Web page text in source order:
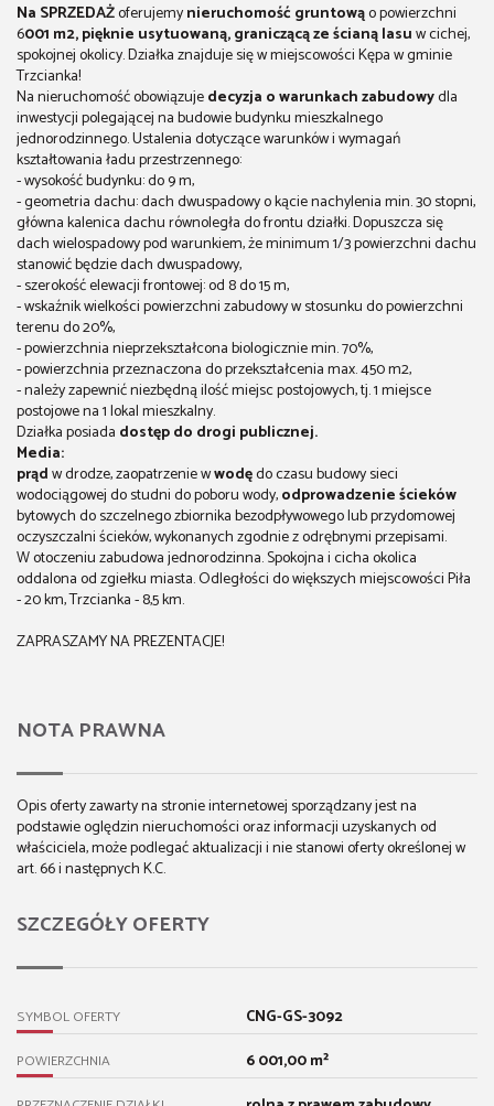
Na SPRZEDAŻoferujemynieruchomość gruntowąo powierzchni
6001 m2, pięknie usytuowaną, graniczącą ze ścianą lasuw cichej,
spokojnej okolicy. Działka znajduje się w miejscowości Kępa w gminie
Trzcianka!
Na nieruchomość obowiązujedecyzja o warunkach zabudowydla
inwestycji polegającej na budowie budynku mieszkalnego
jednorodzinnego. Ustalenia dotyczące warunków i wymagań
kształtowania ładu przestrzennego:
- wysokość budynku: do 9 m,
- geometria dachu: dach dwuspadowy o kącie nachylenia min. 30 stopni,
główna kalenica dachu równoległa do frontu działki. Dopuszcza się
dach wielospadowy pod warunkiem, że minimum 1/3 powierzchni dachu
stanowić będzie dach dwuspadowy,
- szerokość elewacji frontowej: od 8 do 15 m,
- wskaźnik wielkości powierzchni zabudowy w stosunku do powierzchni
terenu do 20%,
- powierzchnia nieprzekształcona biologicznie min. 70%,
- powierzchnia przeznaczona do przekształcenia max. 450 m2,
- należy zapewnić niezbędną ilość miejsc postojowych, tj. 1 miejsce
postojowe na 1 lokal mieszkalny.
Działka posiada dostęp do drogi publicznej.
Media:
prądw drodze, zaopatrzenie wwodędo czasu budowy sieci
wodociągowej do studni do poboru wody,odprowadzenie ścieków
bytowych do szczelnego zbiornika bezodpływowego lub przydomowej
oczyszczalni ścieków, wykonanych zgodnie z odrębnymi przepisami.
W otoczeniu zabudowa jednorodzinna. Spokojna i cicha okolica
oddalona od zgiełku miasta. Odległości do większych miejscowości Piła
- 20 km, Trzcianka - 8,5 km.
ZAPRASZAMY NA PREZENTACJE!
NOTA PRAWNA
Opis oferty zawarty na stronie internetowej sporządzany jest na
podstawie oględzin nieruchomości oraz informacji uzyskanych od
właściciela, może podlegać aktualizacji i nie stanowi oferty określonej w
art. 66 i następnych K.C.
SZCZEGÓŁY OFERTY
SYMBOL OFERTY CNG-GS-3092
POWIERZCHNIA 6 001,00 m²